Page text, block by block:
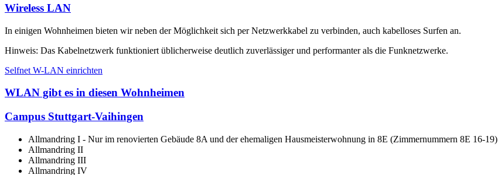
Wireless LAN
In einigen Wohnheimen bieten wir neben der Möglichkeit sich per Netzwerkkabel zu verbinden, auch kabelloses Surfen an.
Hinweis: Das Kabelnetzwerk funktioniert üblicherweise deutlich zuverlässiger und performanter als die Funknetzwerke.
Selfnet W-LAN einrichten
WLAN gibt es in diesen Wohnheimen
Campus Stuttgart-Vaihingen
Allmandring I - Nur im renovierten Gebäude 8A und der ehemaligen Hausmeisterwohnung in 8E (Zimmernummern 8E 16-19)
Allmandring II
Allmandring III
Allmandring IV